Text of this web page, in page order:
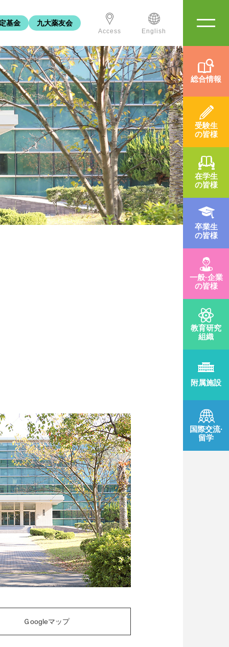
総合情報
受験生
の皆様
在学生
の皆様
卒業生
の皆様
一般·企業
の皆様
教育研究
組織
附属施設
国際交流·
留学
基金 九大薬友会
Access English
Ｇoogleマップ